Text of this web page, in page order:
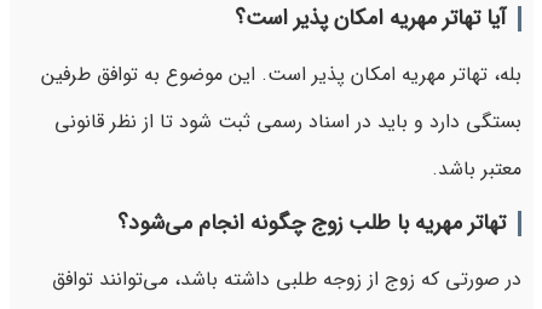
آیا تهاتر مهریه امکان پذیر است؟
بله، تهاتر مهریه امکان پذیر است. این موضوع به توافق طرفین
بستگی دارد و باید در اسناد رسمی ثبت شود تا از نظر قانونی
معتبر باشد.
تهاتر مهریه با طلب زوج چگونه انجام می‌شود؟
در صورتی که زوج از زوجه طلبی داشته باشد، می‌توانند توافق